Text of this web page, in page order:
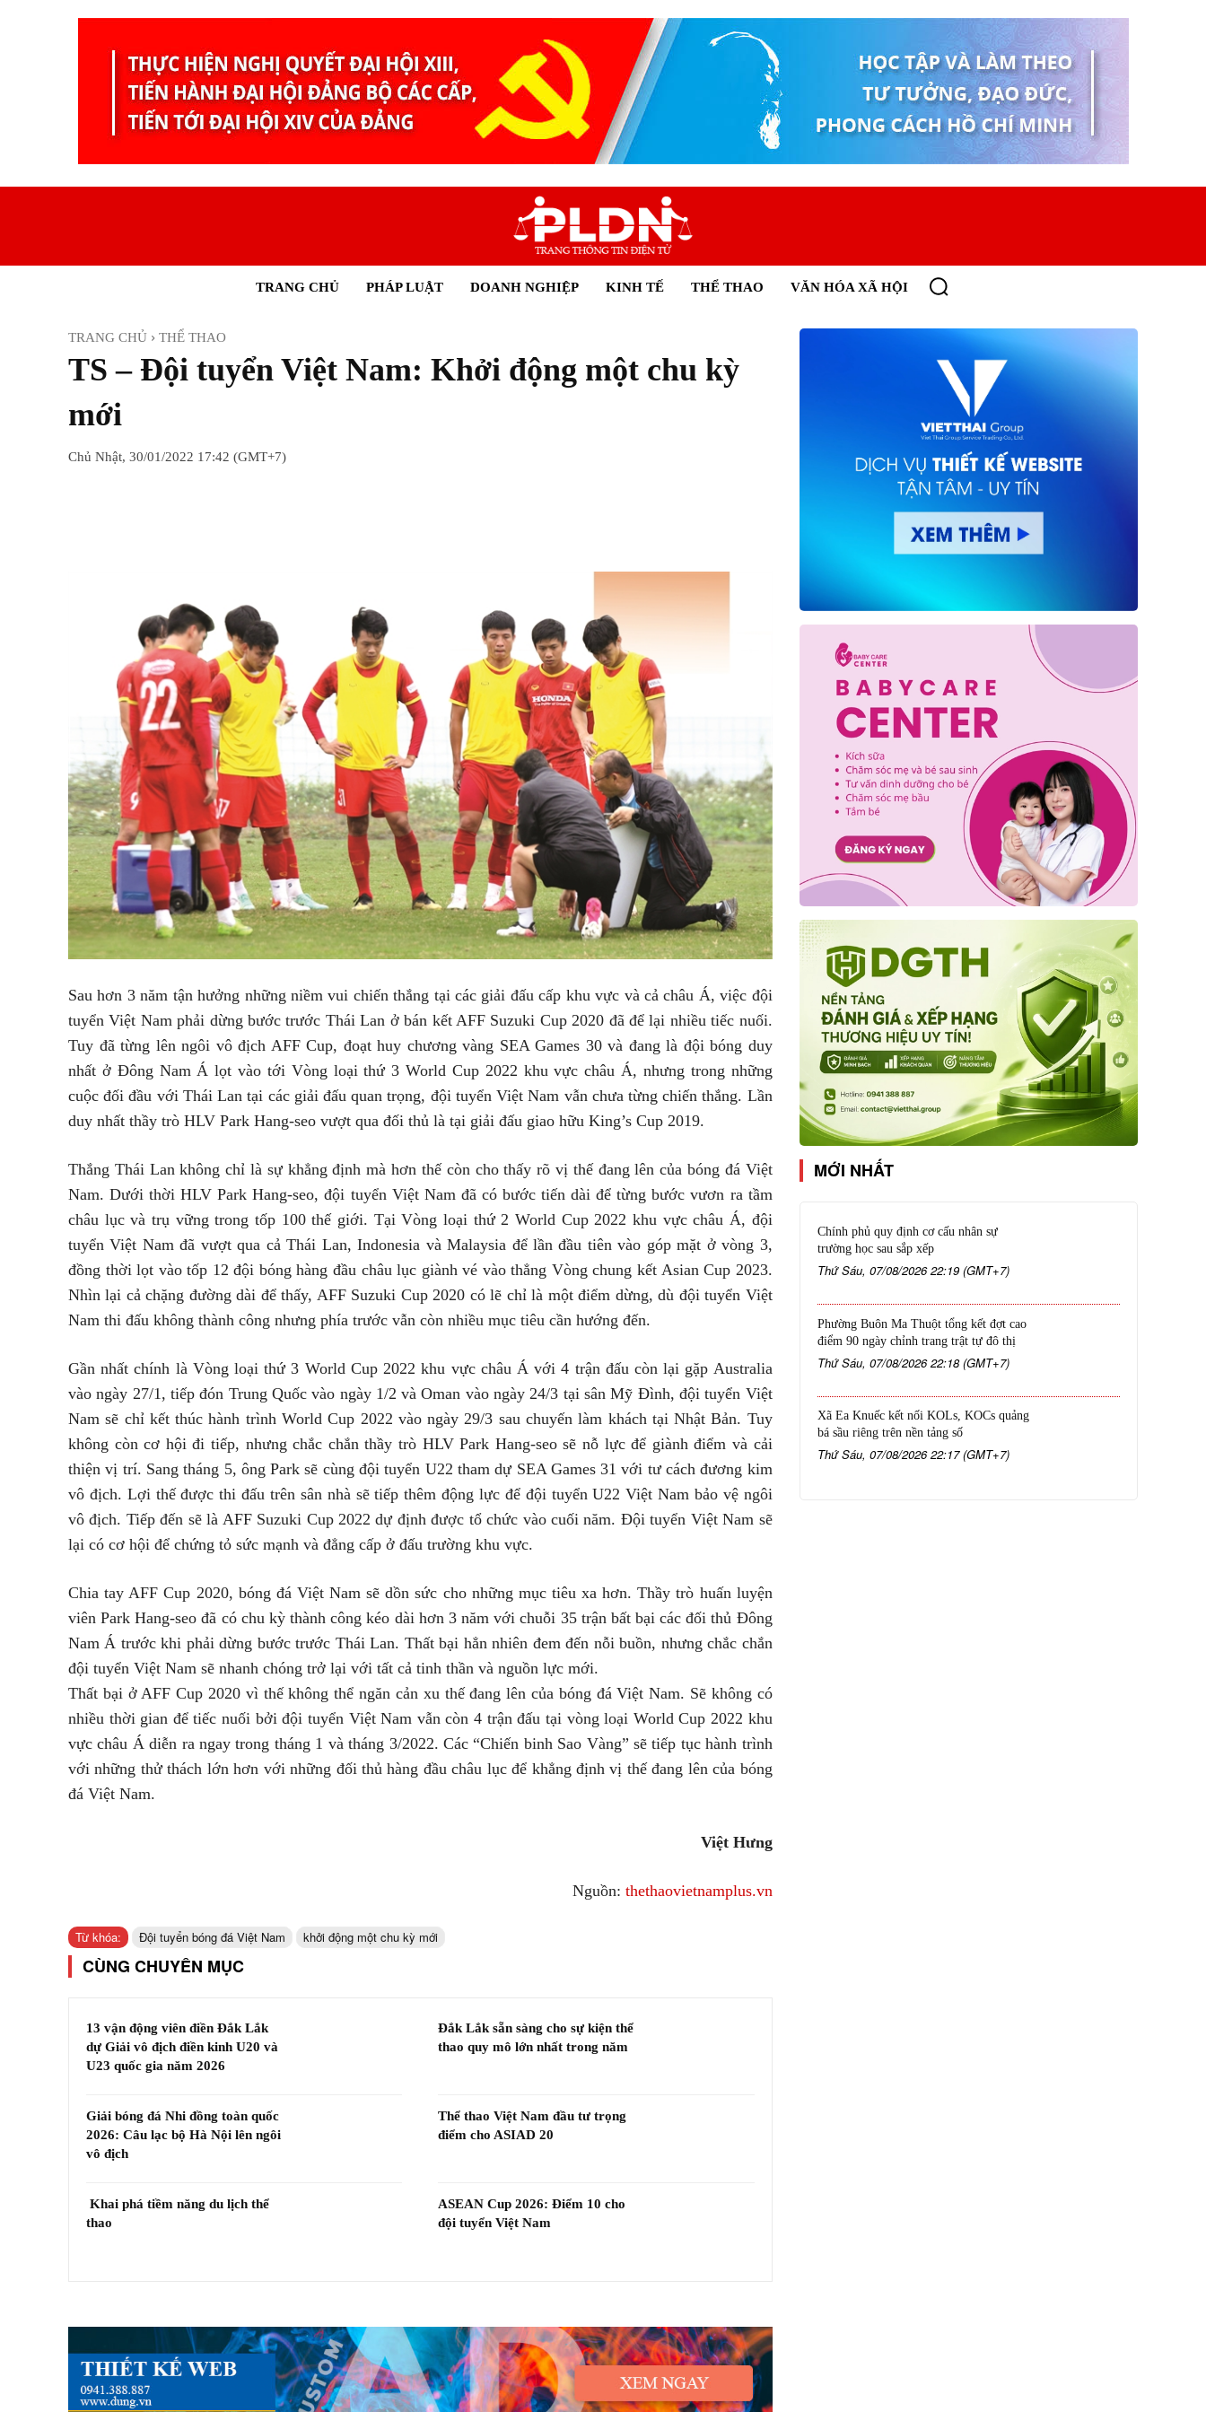
TRANG CHỦ PHÁP LUẬT DOANH NGHIỆP KINH TẾ THỂ THAO VĂN HÓA XÃ HỘI
TRANG CHỦ THỂ THAO
TS – Đội tuyển Việt Nam: Khởi động một chu kỳ
mới
Chủ Nhật, 30/01/2022 17:42 (GMT+7)
Sau hơn 3 năm tận hưởng những niềm vui chiến thắng tại các giải đấu cấp khu vực và cả châu Á, việc đội
tuyển Việt Nam phải dừng bước trước Thái Lan ở bán kết AFF Suzuki Cup 2020 đã để lại nhiều tiếc nuối.
Tuy đã từng lên ngôi vô địch AFF Cup, đoạt huy chương vàng SEA Games 30 và đang là đội bóng duy
nhất ở Đông Nam Á lọt vào tới Vòng loại thứ 3 World Cup 2022 khu vực châu Á, nhưng trong những
cuộc đối đầu với Thái Lan tại các giải đấu quan trọng, đội tuyển Việt Nam vẫn chưa từng chiến thắng. Lần
duy nhất thầy trò HLV Park Hang-seo vượt qua đối thủ là tại giải đấu giao hữu King’s Cup 2019.
Thắng Thái Lan không chỉ là sự khẳng định mà hơn thế còn cho thấy rõ vị thế đang lên của bóng đá Việt
Nam. Dưới thời HLV Park Hang-seo, đội tuyển Việt Nam đã có bước tiến dài để từng bước vươn ra tầm
châu lục và trụ vững trong tốp 100 thế giới. Tại Vòng loại thứ 2 World Cup 2022 khu vực châu Á, đội
tuyển Việt Nam đã vượt qua cả Thái Lan, Indonesia và Malaysia để lần đầu tiên vào góp mặt ở vòng 3,
đồng thời lọt vào tốp 12 đội bóng hàng đầu châu lục giành vé vào thẳng Vòng chung kết Asian Cup 2023.
Nhìn lại cả chặng đường dài để thấy, AFF Suzuki Cup 2020 có lẽ chỉ là một điểm dừng, dù đội tuyển Việt
Nam thi đấu không thành công nhưng phía trước vẫn còn nhiều mục tiêu cần hướng đến.
Gần nhất chính là Vòng loại thứ 3 World Cup 2022 khu vực châu Á với 4 trận đấu còn lại gặp Australia
vào ngày 27/1, tiếp đón Trung Quốc vào ngày 1/2 và Oman vào ngày 24/3 tại sân Mỹ Đình, đội tuyển Việt
Nam sẽ chỉ kết thúc hành trình World Cup 2022 vào ngày 29/3 sau chuyến làm khách tại Nhật Bản. Tuy
không còn cơ hội đi tiếp, nhưng chắc chắn thầy trò HLV Park Hang-seo sẽ nỗ lực để giành điểm và cải
thiện vị trí. Sang tháng 5, ông Park sẽ cùng đội tuyển U22 tham dự SEA Games 31 với tư cách đương kim
vô địch. Lợi thế được thi đấu trên sân nhà sẽ tiếp thêm động lực để đội tuyển U22 Việt Nam bảo vệ ngôi
vô địch. Tiếp đến sẽ là AFF Suzuki Cup 2022 dự định được tổ chức vào cuối năm. Đội tuyển Việt Nam sẽ
lại có cơ hội để chứng tỏ sức mạnh và đẳng cấp ở đấu trường khu vực.
Chia tay AFF Cup 2020, bóng đá Việt Nam sẽ dồn sức cho những mục tiêu xa hơn. Thầy trò huấn luyện
viên Park Hang-seo đã có chu kỳ thành công kéo dài hơn 3 năm với chuỗi 35 trận bất bại các đối thủ Đông
Nam Á trước khi phải dừng bước trước Thái Lan. Thất bại hẳn nhiên đem đến nỗi buồn, nhưng chắc chắn
đội tuyển Việt Nam sẽ nhanh chóng trở lại với tất cả tinh thần và nguồn lực mới.
Thất bại ở AFF Cup 2020 vì thế không thể ngăn cản xu thế đang lên của bóng đá Việt Nam. Sẽ không có
nhiều thời gian để tiếc nuối bởi đội tuyển Việt Nam vẫn còn 4 trận đấu tại vòng loại World Cup 2022 khu
vực châu Á diễn ra ngay trong tháng 1 và tháng 3/2022. Các “Chiến binh Sao Vàng” sẽ tiếp tục hành trình
với những thử thách lớn hơn với những đối thủ hàng đầu châu lục để khẳng định vị thế đang lên của bóng
đá Việt Nam.
Việt Hưng
Nguồn: thethaovietnamplus.vn
Từ khóa: Đội tuyển bóng đá Việt Nam khởi động một chu kỳ mới
CÙNG CHUYÊN MỤC
13 vận động viên điền Đắk Lắk
dự Giải vô địch điền kinh U20 và
U23 quốc gia năm 2026
Đắk Lắk sẵn sàng cho sự kiện thể
thao quy mô lớn nhất trong năm
Giải bóng đá Nhi đồng toàn quốc
2026: Câu lạc bộ Hà Nội lên ngôi
vô địch
Thể thao Việt Nam đầu tư trọng
điểm cho ASIAD 20
Khai phá tiềm năng du lịch thể
thao
ASEAN Cup 2026: Điểm 10 cho
đội tuyển Việt Nam
MỚI NHẤT
Chính phủ quy định cơ cấu nhân sự
trường học sau sắp xếp
Thứ Sáu, 07/08/2026 22:19 (GMT+7)
Phường Buôn Ma Thuột tổng kết đợt cao
điểm 90 ngày chỉnh trang trật tự đô thị
Thứ Sáu, 07/08/2026 22:18 (GMT+7)
Xã Ea Knuếc kết nối KOLs, KOCs quảng
bá sầu riêng trên nền tảng số
Thứ Sáu, 07/08/2026 22:17 (GMT+7)